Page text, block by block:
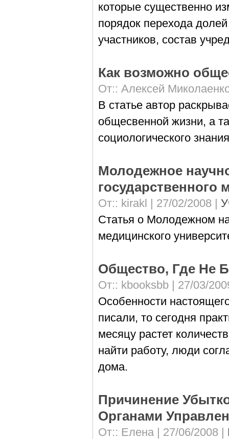
которые существенно
порядок перехода
участников, состав
Как возможно
От:: Алексей
В статье автор
общесвенной жизни, а
социологического
Молодежное
государственного
От:: kirakl | 27/02/2008 |
Статья о Молодежном
медицинского
Общество, Где Не
От:: kbooksbb | 27/03/
Особенности
писали, то сегодня
месяцу растет
найти работу, люди
дома.
Причинение
Органами
От:: Елена | 27/06/2008 |